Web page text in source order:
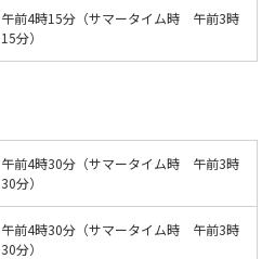
午前4時15分（サマータイム時 午前3時
15分）
午前4時30分（サマータイム時 午前3時
30分）
午前4時30分（サマータイム時 午前3時
30分）